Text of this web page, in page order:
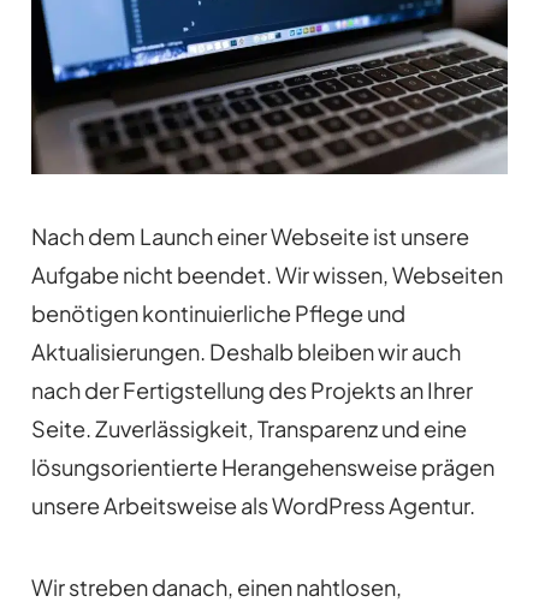
Nach dem Launch einer Webseite ist unsere
Aufgabe nicht beendet. Wir wissen, Webseiten
benötigen kontinuierliche Pflege und
Aktualisierungen. Deshalb bleiben wir auch
nach der Fertigstellung des Projekts an Ihrer
Seite. Zuverlässigkeit, Transparenz und eine
lösungsorientierte Herangehensweise prägen
unsere Arbeitsweise als WordPress Agentur.
Wir streben danach, einen nahtlosen,